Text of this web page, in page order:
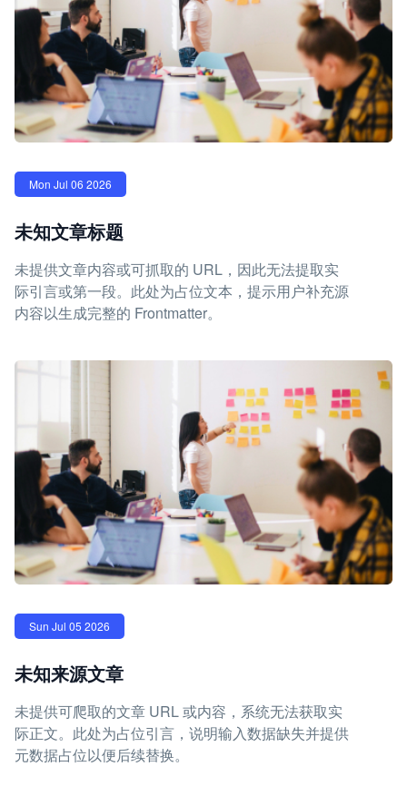
Mon Jul 06 2026
未知文章标题
未提供文章内容或可抓取的 URL，因此无法提取实
际引言或第一段。此处为占位文本，提示用户补充源
内容以生成完整的 Frontmatter。
Sun Jul 05 2026
未知来源文章
未提供可爬取的文章 URL 或内容，系统无法获取实
际正文。此处为占位引言，说明输入数据缺失并提供
元数据占位以便后续替换。